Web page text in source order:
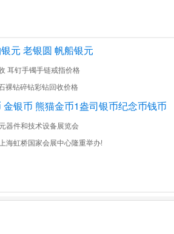
元 老银圆 帆船银元
耳钉手镯手链戒指价格
裸钻碎钻彩钻回收价格
银币 熊猫金币1盎司银币纪念币钱币
器件和技术设备展览会
海虹桥国家会展中心隆重举办!